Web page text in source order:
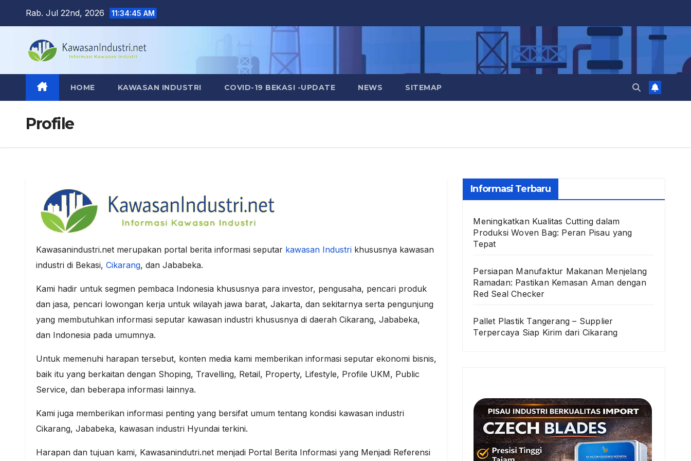
Rab. Jul 22nd, 2026 11:34:46 AM
HOME KAWASAN INDUSTRI COVID-19 BEKASI -UPDATE NEWS SITEMAP
Profile
Kawasanindustri.net merupakan portal berita informasi seputar kawasan Industri khususnya kawasan
industri di Bekasi, Cikarang, dan Jababeka.
Kami hadir untuk segmen pembaca Indonesia khususnya para investor, pengusaha, pencari produk
dan jasa, pencari lowongan kerja untuk wilayah jawa barat, Jakarta, dan sekitarnya serta pengunjung
yang membutuhkan informasi seputar kawasan industri khususnya di daerah Cikarang, Jababeka,
dan Indonesia pada umumnya.
Untuk memenuhi harapan tersebut, konten media kami memberikan informasi seputar ekonomi bisnis,
baik itu yang berkaitan dengan Shoping, Travelling, Retail, Property, Lifestyle, Profile UKM, Public
Service, dan beberapa informasi lainnya.
Kami juga memberikan informasi penting yang bersifat umum tentang kondisi kawasan industri
Cikarang, Jababeka, kawasan industri Hyundai terkini.
Harapan dan tujuan kami, Kawasanindutri.net menjadi Portal Berita Informasi yang Menjadi Referensi
Informasi Terbaru
Meningkatkan Kualitas Cutting dalam
Produksi Woven Bag: Peran Pisau yang
Tepat
Persiapan Manufaktur Makanan Menjelang
Ramadan: Pastikan Kemasan Aman dengan
Red Seal Checker
Pallet Plastik Tangerang – Supplier
Terpercaya Siap Kirim dari Cikarang